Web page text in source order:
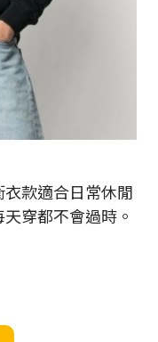
款適合日常休閒
穿都不會過時。